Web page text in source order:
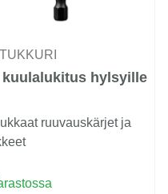
kuulalukitus hylsyille
ruuvauskärjet ja